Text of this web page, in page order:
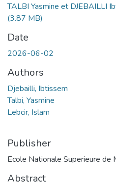
TALBI Yasmine et DJEBAILLI
(3.87 MB)
Date
2026-06-02
Authors
Djebailli, Ibtissem
Talbi, Yasmine
Lebcir, Islam
Publisher
Ecole Nationale Superieure de
Abstract